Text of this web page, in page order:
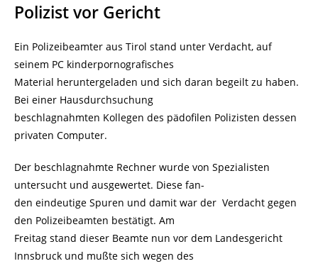
Polizist vor Gericht
Ein Polizeibeamter aus Tirol stand unter Verdacht, auf
seinem PC kinderpornografisches
Material heruntergeladen und sich daran begeilt zu haben.
Bei einer Hausdurchsuchung
beschlagnahmten Kollegen des pädofilen Polizisten dessen
privaten Computer.
Der beschlagnahmte Rechner wurde von Spezialisten
untersucht und ausgewertet. Diese fan-
den eindeutige Spuren und damit war der Verdacht gegen
den Polizeibeamten bestätigt. Am
Freitag stand dieser Beamte nun vor dem Landesgericht
Innsbruck und mußte sich wegen des